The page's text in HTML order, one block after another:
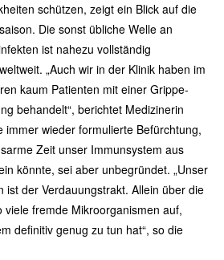
schützen, zeigt ein Blick auf die
Die sonst übliche Welle an
ist nahezu vollständig
„Auch wir in der Klinik haben im
kaum Patienten mit einer Grippe-
behandelt“, berichtet Medizinerin
immer wieder formulierte Befürchtung,
Zeit unser Immunsystem aus
könnte, sei aber unbegründet. „Unser
ist der Verdauungstrakt. Allein über die
viele fremde Mikroorganismen auf,
definitiv genug zu tun hat“, so die